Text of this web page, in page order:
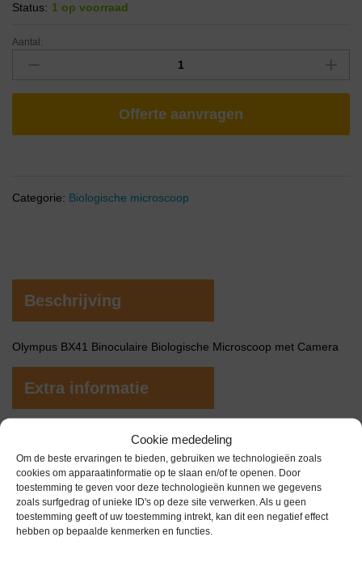
Cookie mededeling
Om de beste ervaringen te bieden, gebruiken we technologieën zoals
cookies om apparaatinformatie op te slaan en/of te openen. Door
toestemming te geven voor deze technologieën kunnen we gegevens
zoals surfgedrag of unieke ID's op deze site verwerken. Als u geen
toestemming geeft of uw toestemming intrekt, kan dit een negatief effect
hebben op bepaalde kenmerken en functies.
Status: 1 op voorraad
Aantal:
Offerte aanvragen
Categorie: Biologische microscoop
Beschrijving
Olympus BX41 Binoculaire Biologische Microscoop met Camera
Extra informatie
0,0 kg
Garantie 0 maanden
Conditie Gebruikt in goede conditie
Merk Olympus